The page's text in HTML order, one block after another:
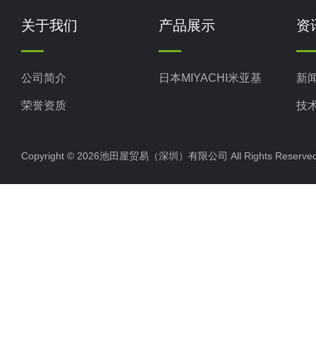
关于我们
公司简介
荣誉资质
产品展示
日本MIYACHI米亚基
资
新
技
Copyright © 2026池田屋贸易（深圳）有限公司 All Rights